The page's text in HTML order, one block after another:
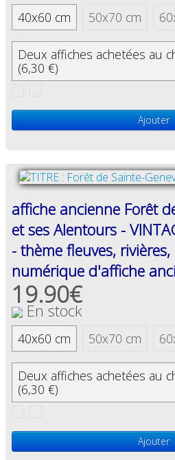
40x60 cm 50x70 cm
Deux affiches achetées au
(6,30 €)
Ajouter
affiche ancienne Forêt
et ses Alentours -
- thème fleuves,
numérique d'affiche
19.90€
En stock
40x60 cm 50x70 cm
Deux affiches achetées au
(6,30 €)
Ajouter